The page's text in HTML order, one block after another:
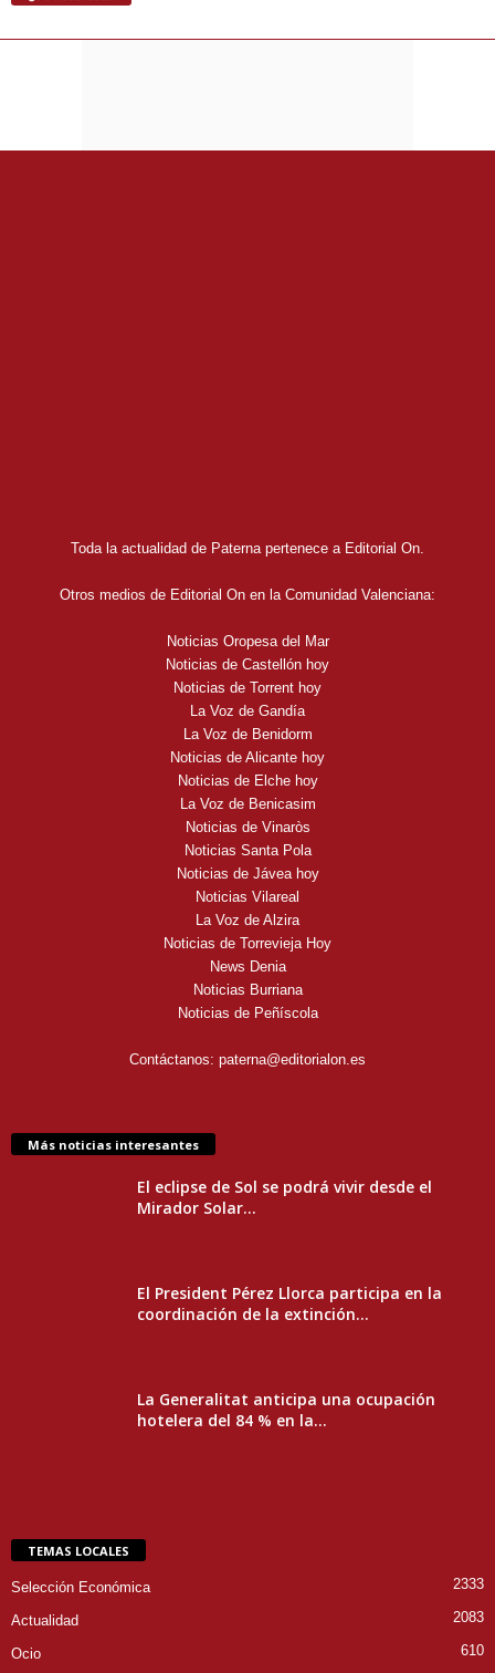
Toda la actualidad de Paterna pertenece a Editorial On.
Otros medios de Editorial On en la Comunidad Valenciana:
Noticias Oropesa del Mar
Noticias de Castellón hoy
Noticias de Torrent hoy
La Voz de Gandía
La Voz de Benidorm
Noticias de Alicante hoy
Noticias de Elche hoy
La Voz de Benicasim
Noticias de Vinaròs
Noticias Santa Pola
Noticias de Jávea hoy
Noticias Vilareal
La Voz de Alzira
Noticias de Torrevieja Hoy
News Denia
Noticias Burriana
Noticias de Peñíscola
Contáctanos: paterna@editorialon.es
Más noticias interesantes
El eclipse de Sol se podrá vivir desde el
Mirador Solar...
El President Pérez Llorca participa en la
coordinación de la extinción...
La Generalitat anticipa una ocupación
hotelera del 84 % en la...
TEMAS LOCALES
Selección Económica 2333
Actualidad 2083
Ocio 610